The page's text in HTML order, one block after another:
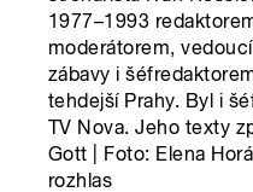
1977–1993
moderátorem,
zábavy i
tehdejší Prahy. Byl i
TV Nova. Jeho texty
Gott | Foto: Elena
rozhlas